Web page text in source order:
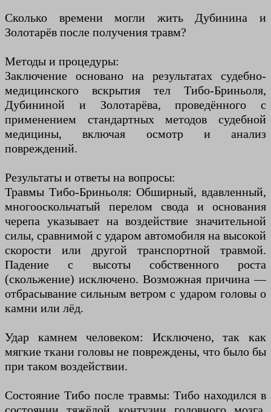
Сколько времени могли жить Дубинина и
Золотарёв после получения травм?
Методы и процедуры:
Заключение основано на результатах судебно-
медицинского вскрытия тел Тибо-Бриньоля,
Дубининой и Золотарёва, проведённого с
применением стандартных методов судебной
медицины, включая осмотр и анализ
повреждений.
Результаты и ответы на вопросы:
Травмы Тибо-Бриньоля: Обширный, вдавленный,
многооскольчатый перелом свода и основания
черепа указывает на воздействие значительной
силы, сравнимой с ударом автомобиля на высокой
скорости или другой транспортной травмой.
Падение с высоты собственного роста
(скольжение) исключено. Возможная причина —
отбрасывание сильным ветром с ударом головы о
камни или лёд.
Удар камнем человеком: Исключено, так как
мягкие ткани головы не повреждены, что было бы
при таком воздействии.
Состояние Тибо после травмы: Тибо находился в